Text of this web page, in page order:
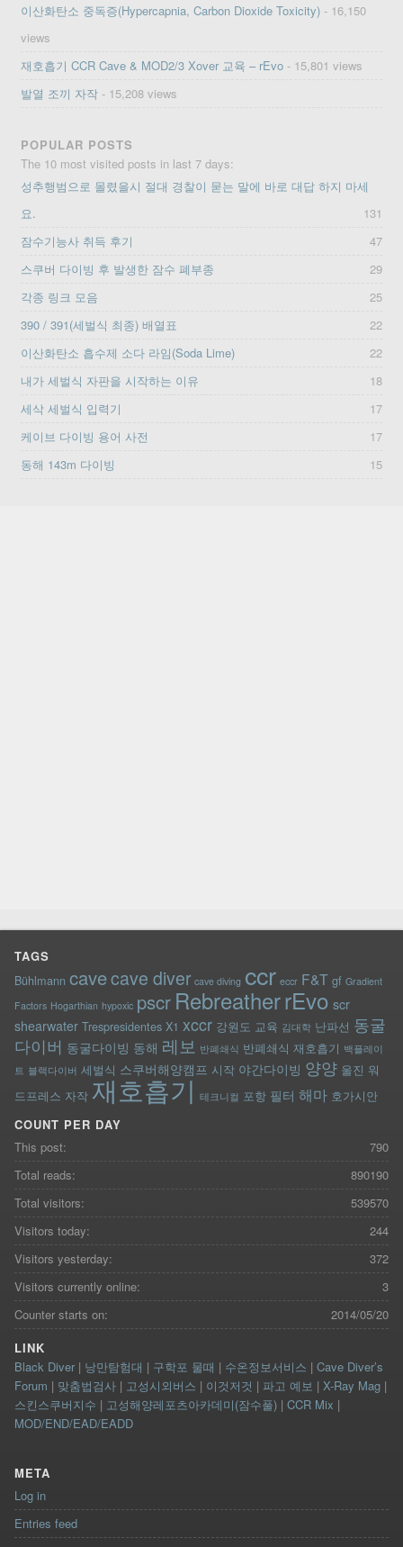
이산화탄소 중독증(Hypercapnia, Carbon Dioxide Toxicity) - 16,150
views
재호흡기 CCR Cave & MOD2/3 Xover 교육 – rEvo - 15,801 views
발열 조끼 자작 - 15,208 views
POPULAR POSTS
The 10 most visited posts in last 7 days:
성추행범으로 몰렸을시 절대 경찰이 묻는 말에 바로 대답 하지 마세
요.
131
잠수기능사 취득 후기
47
스쿠버 다이빙 후 발생한 잠수 폐부종
29
각종 링크 모음
25
390 / 391(세벌식 최종) 배열표
22
이산화탄소 흡수제 소다 라임(Soda Lime)
22
내가 세벌식 자판을 시작하는 이유
18
세삭 세벌식 입력기
17
케이브 다이빙 용어 사전
17
동해 143m 다이빙
15
TAGS
Bühlmann cavecave diver cave diving ccr eccr F&T gf Gradient
Factors Hogarthian hypoxic pscr RebreatherrEvo scr
shearwater Trespresidentes X1 xccr 강원도 교육 김대학 난파선 동굴
다이버 동굴다이빙 동해 레보 반폐쇄식 반폐쇄식 재호흡기 백플레이
트 블랙다이버 세벌식 스쿠버해양캠프 시작 야간다이빙 양양 울진 워
드프레스 자작 재호흡기 테크니컬 포항 필터 해마 호가시안
COUNT PER DAY
790
This post:
890190
Total reads:
539570
Total visitors:
244
Visitors today:
372
Visitors yesterday:
3
Visitors currently online:
2014/05/20
Counter starts on:
LINK
Black Diver| 낭만탐험대 | 구학포 물때 | 수온정보서비스 | Cave Diver’s
Forum | 맞춤법검사| 고성시외버스 | 이것저것 | 파고 예보 | X-Ray Mag|
스킨스쿠버지수 | 고성해양레포츠아카데미(잠수풀)| CCR Mix |
MOD/END/EAD/EADD
META
Log in
Entries feed